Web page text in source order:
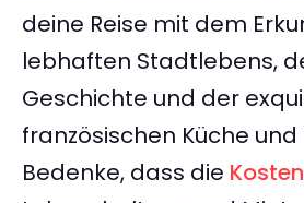
deine Reise mit dem
lebhaften Stadtlebens,
Geschichte und der
französischen Küche und
Bedenke, dass die Kosten